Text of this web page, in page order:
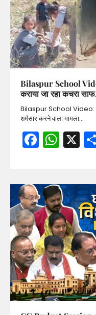
Bilaspur School
कराया जा रहा कचरा
Bilaspur School Video:
शर्मसार करने वाला मामला…
X